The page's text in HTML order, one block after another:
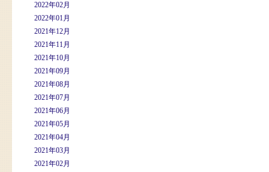
2022年02月
2022年01月
2021年12月
2021年11月
2021年10月
2021年09月
2021年08月
2021年07月
2021年06月
2021年05月
2021年04月
2021年03月
2021年02月